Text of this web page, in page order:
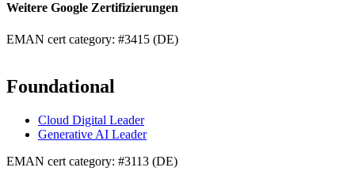
Weitere Google Zertifizierungen
EMAN cert category: #3415 (DE)
Foundational
Cloud Digital Leader
Generative AI Leader
EMAN cert category: #3113 (DE)